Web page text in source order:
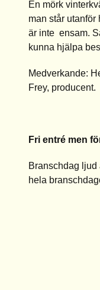
En mörk
man står utanför
är inte ensam.
kunna hjälpa
Medverkande:
Frey, producent.
Fri entré men
Branschdag ljud
hela